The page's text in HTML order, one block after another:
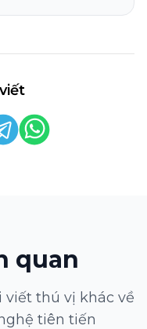
quan
thú vị khác về
tiên tiến